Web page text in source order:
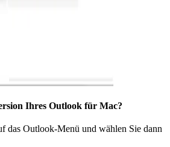
Ihres Outlook für Mac?
das Outlook-Menü und wählen Sie dann